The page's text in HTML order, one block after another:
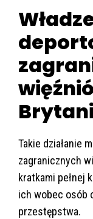
Takie działanie
zagranicznych
kratkami pełnej
ich wobec osób
przestępstwa.